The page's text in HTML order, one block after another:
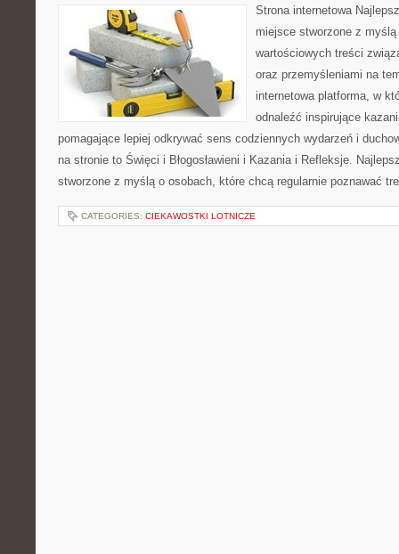
Strona internetowa
miejsce stworzone z
wartościowych treści
oraz przemyśleniami na
internetowa platforma, w
odnaleźć inspirujące
pomagające lepiej odkrywać sens codziennych wydarzeń i
na stronie to Święci i Błogosławieni i Kazania i Refleksje.
stworzone z myślą o osobach, które chcą regularnie poznawać
CATEGORIES: CIEKAWOSTKI LOTNICZE